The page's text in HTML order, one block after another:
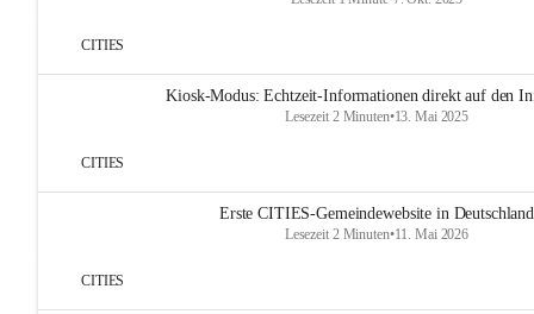
CITIES
Kiosk-Modus: Echtzeit-Informationen direkt auf den
Lesezeit 2 Minuten•13. Mai 2025
CITIES
Erste CITIES-Gemeindewebsite in Deutschland
Lesezeit 2 Minuten•11. Mai 2026
CITIES